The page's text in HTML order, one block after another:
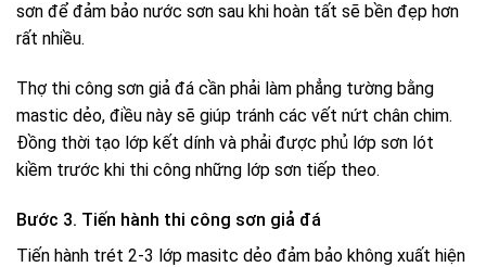
sơn để đảm bảo nước sơn sau khi hoàn tất sẽ bền đẹp hơn
rất nhiều.
Thợ thi công sơn giả đá cần phải làm phẳng tường bằng
mastic dẻo, điều này sẽ giúp tránh các vết nứt chân chim.
Đồng thời tạo lớp kết dính và phải được phủ lớp sơn lót
kiềm trước khi thi công những lớp sơn tiếp theo.
Bước 3. Tiến hành thi công sơn giả đá
Tiến hành trét 2-3 lớp masitc dẻo đảm bảo không xuất hiện